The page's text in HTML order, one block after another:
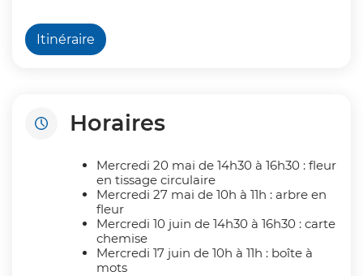
Itinéraire
Horaires
Mercredi 20 mai de 14h30 à 16h30 : fleur
en tissage circulaire
Mercredi 27 mai de 10h à 11h : arbre en
fleur
Mercredi 10 juin de 14h30 à 16h30 : carte
chemise
Mercredi 17 juin de 10h à 11h : boîte à
mots